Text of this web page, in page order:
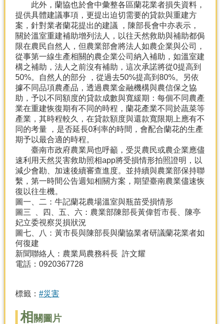
資
民
服
站
行
政
資
網
站
導
覽
類
索
府
此外，蘭協也於會中彙整各區蘭花業者損失資料，
提供具體建議事項，更提出迫切需要的貸款與重建方
案，針對業者蘭花提出的建議 ，陳部長會中亦表示，
關於溫室重建補助增列法人，以往天然救助與補助都侷
限在農民自然人，但農業部會將法人如農企業與公司，
從事第一線生產相關的農企業公司納入補助，如溫室建
構之補助，法人之前沒有補助，這次承諾將從0提高到
50%。自然人的部分 ，從過去50%提高到80%。另依
據不同品項農產品，透過農業金融機構與農信保之協
助，予以不同額度的貸款成數與寬緩期：每個不同農產
業在重建恢復期有不同的時程，蘭花產業不同於蔬菜等
產業，其時程較久，在貸款額度與還款寬限期上應有不
同的考量 ，是否延長0利率的時間，會配合蘭花的生產
期予以最合適的時程。
臺南市政府農業局也呼籲，受災農民或農企業應儘
速利用天然災害救助照相app將受損情形拍照證明，以
減少會勘、加速後續審查進度。並持續與農業部保持聯
繫，第一時間公告週知相關方案，期望臺南農業儘速恢
復以往生機。
圖一、二：牛記蘭花農場溫室與瓶苗受損情形
圖三 、四、五、六：農業部陳部長黃偉哲市長、陳亭
妃立委視察災損狀況
圖七、八：黃市長與陳部長與蘭協業者研議蘭花業者如
何復建
新聞聯絡人：農業局農務科長 許文耀
電話：0920367728
標籤： #災害
相 關圖片